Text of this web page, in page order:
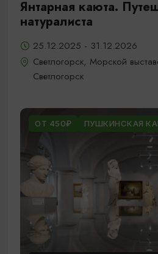
Янтарная каюта.
натуралиста
25.12.2025 - 31.12.2026
Светлогорск, Морской
Светлогорск
ОТ 450₽ ПУШКИНСКАЯ